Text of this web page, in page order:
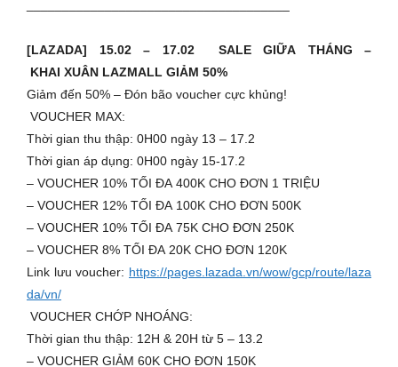
[LAZADA] 15.02 – 17.02 SALE GIỮA THÁNG –
KHAI XUÂN LAZMALL GIẢM 50%
Giảm đến 50% – Đón bão voucher cực khủng!
️ VOUCHER MAX:
Thời gian thu thập: 0H00 ngày 13 – 17.2
Thời gian áp dụng: 0H00 ngày 15-17.2
– VOUCHER 10% TỐI ĐA 400K CHO ĐƠN 1 TRIỆU
– VOUCHER 12% TỐI ĐA 100K CHO ĐƠN 500K
– VOUCHER 10% TỐI ĐA 75K CHO ĐƠN 250K
– VOUCHER 8% TỐI ĐA 20K CHO ĐƠN 120K
Link lưu voucher: https://pages.lazada.vn/wow/gcp/route/laza
da/vn/
️ VOUCHER CHỚP NHOÁNG:
Thời gian thu thập: 12H & 20H từ 5 – 13.2
– VOUCHER GIẢM 60K CHO ĐƠN 150K